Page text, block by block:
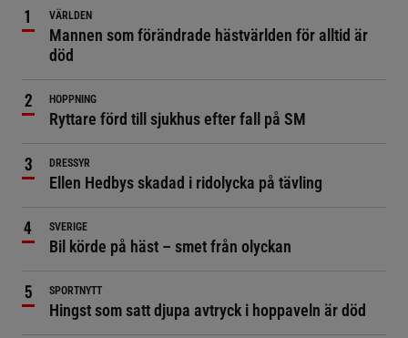
VÄRLDEN
Mannen som förändrade hästvärlden för alltid är
död
HOPPNING
Ryttare förd till sjukhus efter fall på SM
DRESSYR
Ellen Hedbys skadad i ridolycka på tävling
SVERIGE
Bil körde på häst – smet från olyckan
SPORTNYTT
Hingst som satt djupa avtryck i hoppaveln är död